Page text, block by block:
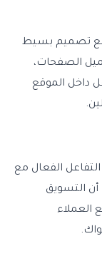
مع تصميم بسيط
الصفحات،
داخل الموقع
الفعال مع
التسويق
العملاء